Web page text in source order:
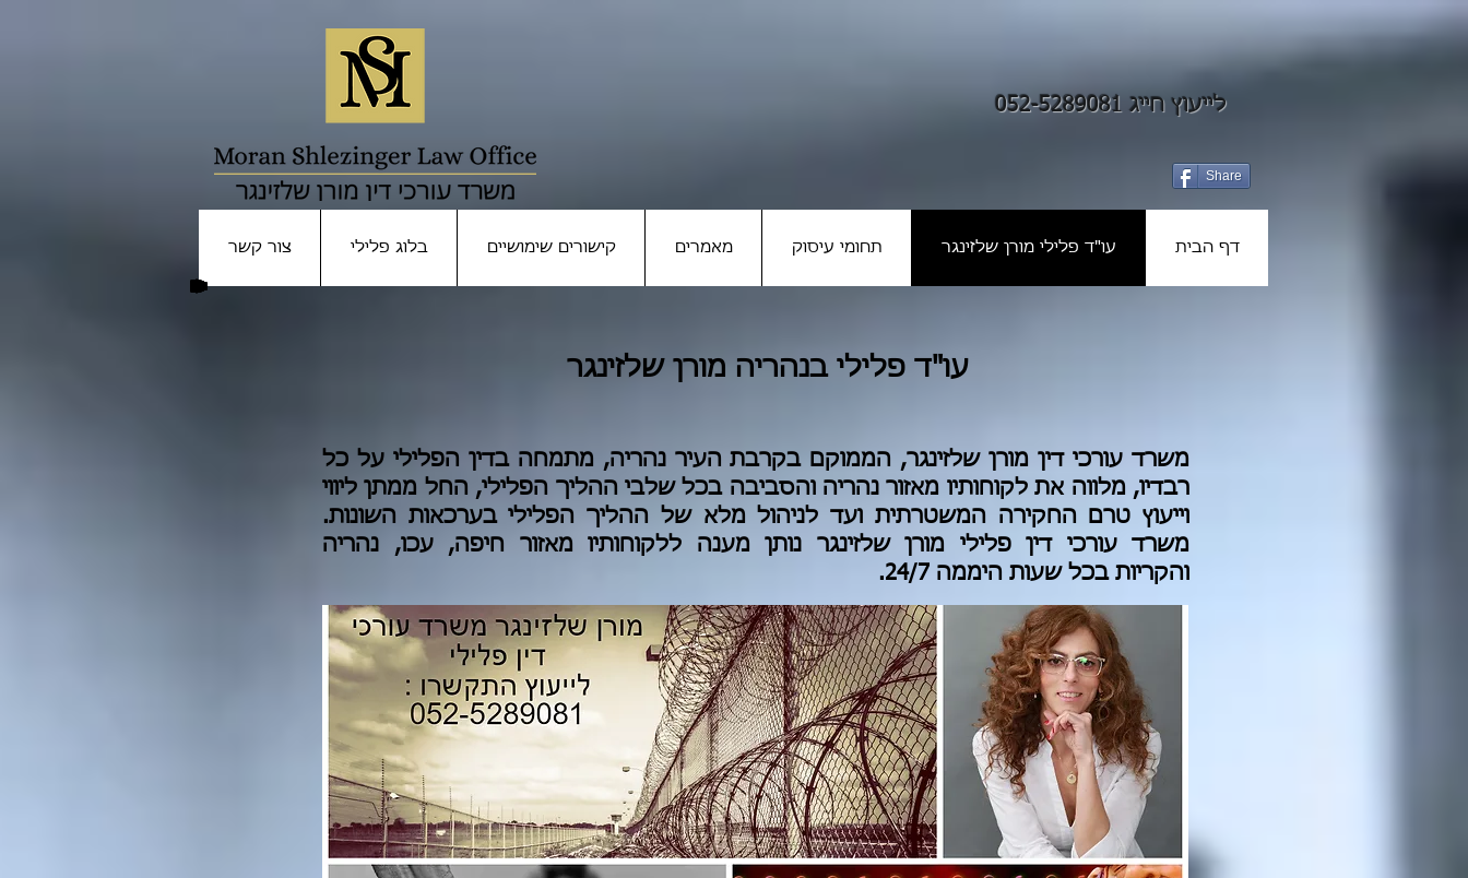
לייעוץ חייג 052-5289081
Share
צור קשר בלוג פלילי קישורים שימושיים מאמרים תחומי עיסוק עו"ד פלילי מורן שלזינגר דף הבית
עו"ד פלילי בנהריה מורן שלזינגר
משרד עורכי דין מורן שלזינגר, הממוקם בקרבת העיר נהריה, מתמחה בדין הפלילי על כל
רבדיו, מלווה את לקוחותיו מאזור נהריה והסביבה בכל שלבי ההליך הפלילי, החל ממתן ליווי
וייעוץ טרם החקירה המשטרתית ועד לניהול מלא של ההליך הפלילי בערכאות השונות.
משרד עורכי דין פלילי מורן שלזינגר נותן מענה ללקוחותיו מאזור חיפה, עכו, נהריה
והקריות בכל שעות היממה 24/7.